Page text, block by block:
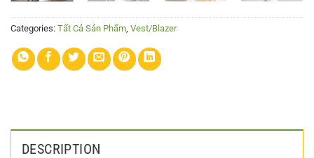
Categories: Tất Cả Sản Phẩm Vest/Blazer
DESCRIPTION